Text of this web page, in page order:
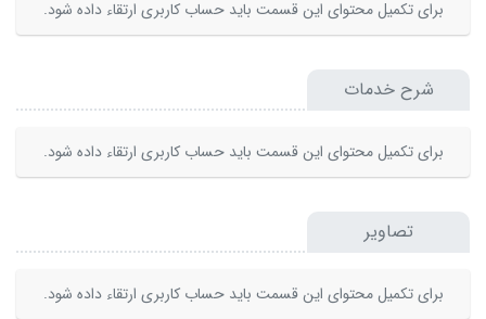
برای تکمیل محتوای این قسمت باید حساب کاربری ارتقاء داده شود.
شرح خدمات
برای تکمیل محتوای این قسمت باید حساب کاربری ارتقاء داده شود.
تصاویر
برای تکمیل محتوای این قسمت باید حساب کاربری ارتقاء داده شود.